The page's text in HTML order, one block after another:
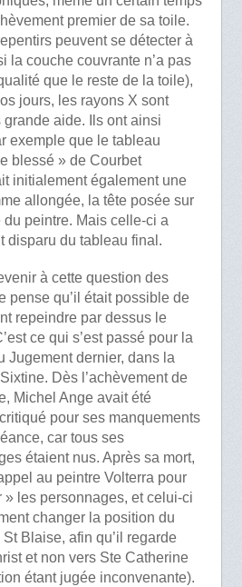
premier de sa toile.
peuvent se détecter à
la couche couvrante n’a pas
que le reste de la toile),
jours, les rayons X sont
grande aide. Ils ont ainsi
exemple que le tableau
blessé » de Courbet
initialement également une
allongée, la tête posée sur
du peintre. Mais celle-ci a
disparu du tableau final.
à cette question des
pense qu’il était possible de
repeindre par dessus le
ce qui s’est passé pour la
Jugement dernier, dans la
Dès l’achèvement de
Michel Ange avait été
pour ses manquements
car tous ses
étaient nus. Après sa mort,
au peintre Volterra pour
» les personnages, et celui-ci
changer la position du
Blaise, afin qu’il regarde
et non vers Ste Catherine
étant jugée inconvenante).